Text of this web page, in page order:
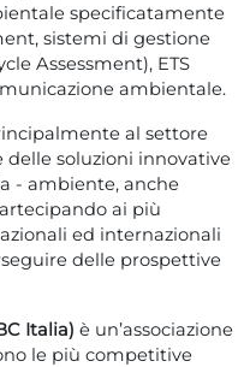
specificatamente
sistemi di gestione
Assessment), ETS
ambientale.
al settore
delle soluzioni innovative
- ambiente, anche
ai più
ed internazionali
delle prospettive
Italia) è un’associazione
le più competitive